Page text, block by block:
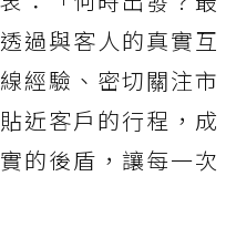
過與客人的真實互
經驗、密切關注市
近客戶的行程，成
的後盾，讓每一次